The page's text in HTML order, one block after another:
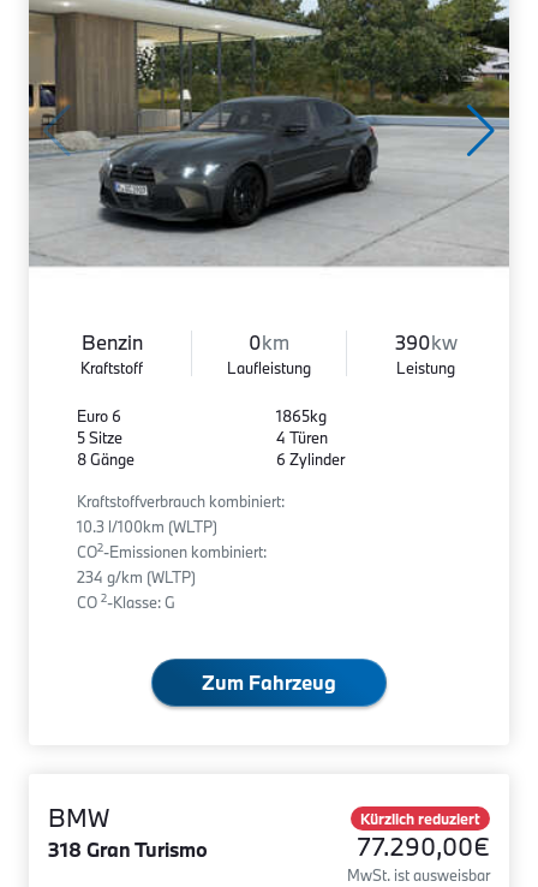
Benzin
Kraftstoff
0km
Laufleistung
390kw
Leistung
Euro 6
5 Sitze
8 Gänge
1865kg
4 Türen
6 Zylinder
Kraftstoffverbrauch kombiniert:
10.3 l/100km (WLTP)
CO2-Emissionen kombiniert:
234 g/km (WLTP)
CO 2-Klasse: G
Zum Fahrzeug
BMW
318 Gran Turismo
Kürzlich reduziert
77.290,00€
MwSt. ist ausweisbar